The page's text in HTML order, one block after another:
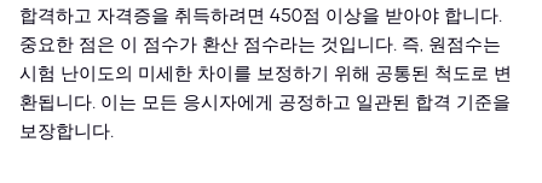
합격하고 자격증을 취득하려면 450점 이상을 받아야 합니다.
중요한 점은 이 점수가 환산 점수라는 것입니다. 즉, 원점수는
시험 난이도의 미세한 차이를 보정하기 위해 공통된 척도로 변
환됩니다. 이는 모든 응시자에게 공정하고 일관된 합격 기준을
보장합니다.